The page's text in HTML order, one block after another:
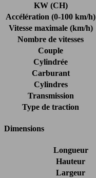
KW (CH)
Accélération (0-100 km/h)
Vitesse maximale (km/h)
Nombre de vitesses
Couple
Cylindrée
Carburant
Cylindres
Transmission
Type de traction
Dimensions
Longueur
Hauteur
Largeur